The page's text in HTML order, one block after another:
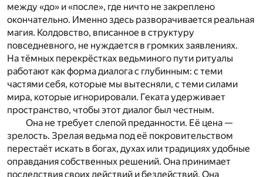
между «до» и «после», где ничто не закреплено
окончательно. Именно здесь разворачивается реальная
магия. Колдовство, вписанное в структуру
повседневного, не нуждается в громких заявлениях.
На тёмных перекрёстках ведьминого пути ритуалы
работают как форма диалога с глубинным: с теми
частями себя, которые мы вытесняли, с теми силами
мира, которые игнорировали. Геката удерживает
пространство, чтобы этот диалог был честным.
Она не требует слепой преданности. Её цена —
зрелость. Зрелая ведьма под её покровительством
перестаёт искать в богах, духах или традициях удобные
оправдания собственных решений. Она принимает
последствия своих действий и бездействий. Она